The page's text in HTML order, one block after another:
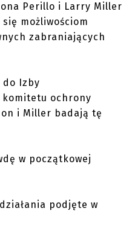
Perillo i Larry Miller
możliwościom
zabraniających
do Izby
komitetu ochrony
on i Miller badają tę
w początkowej
podjęte w